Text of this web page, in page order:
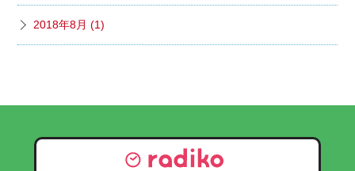
2018年8月 (1)